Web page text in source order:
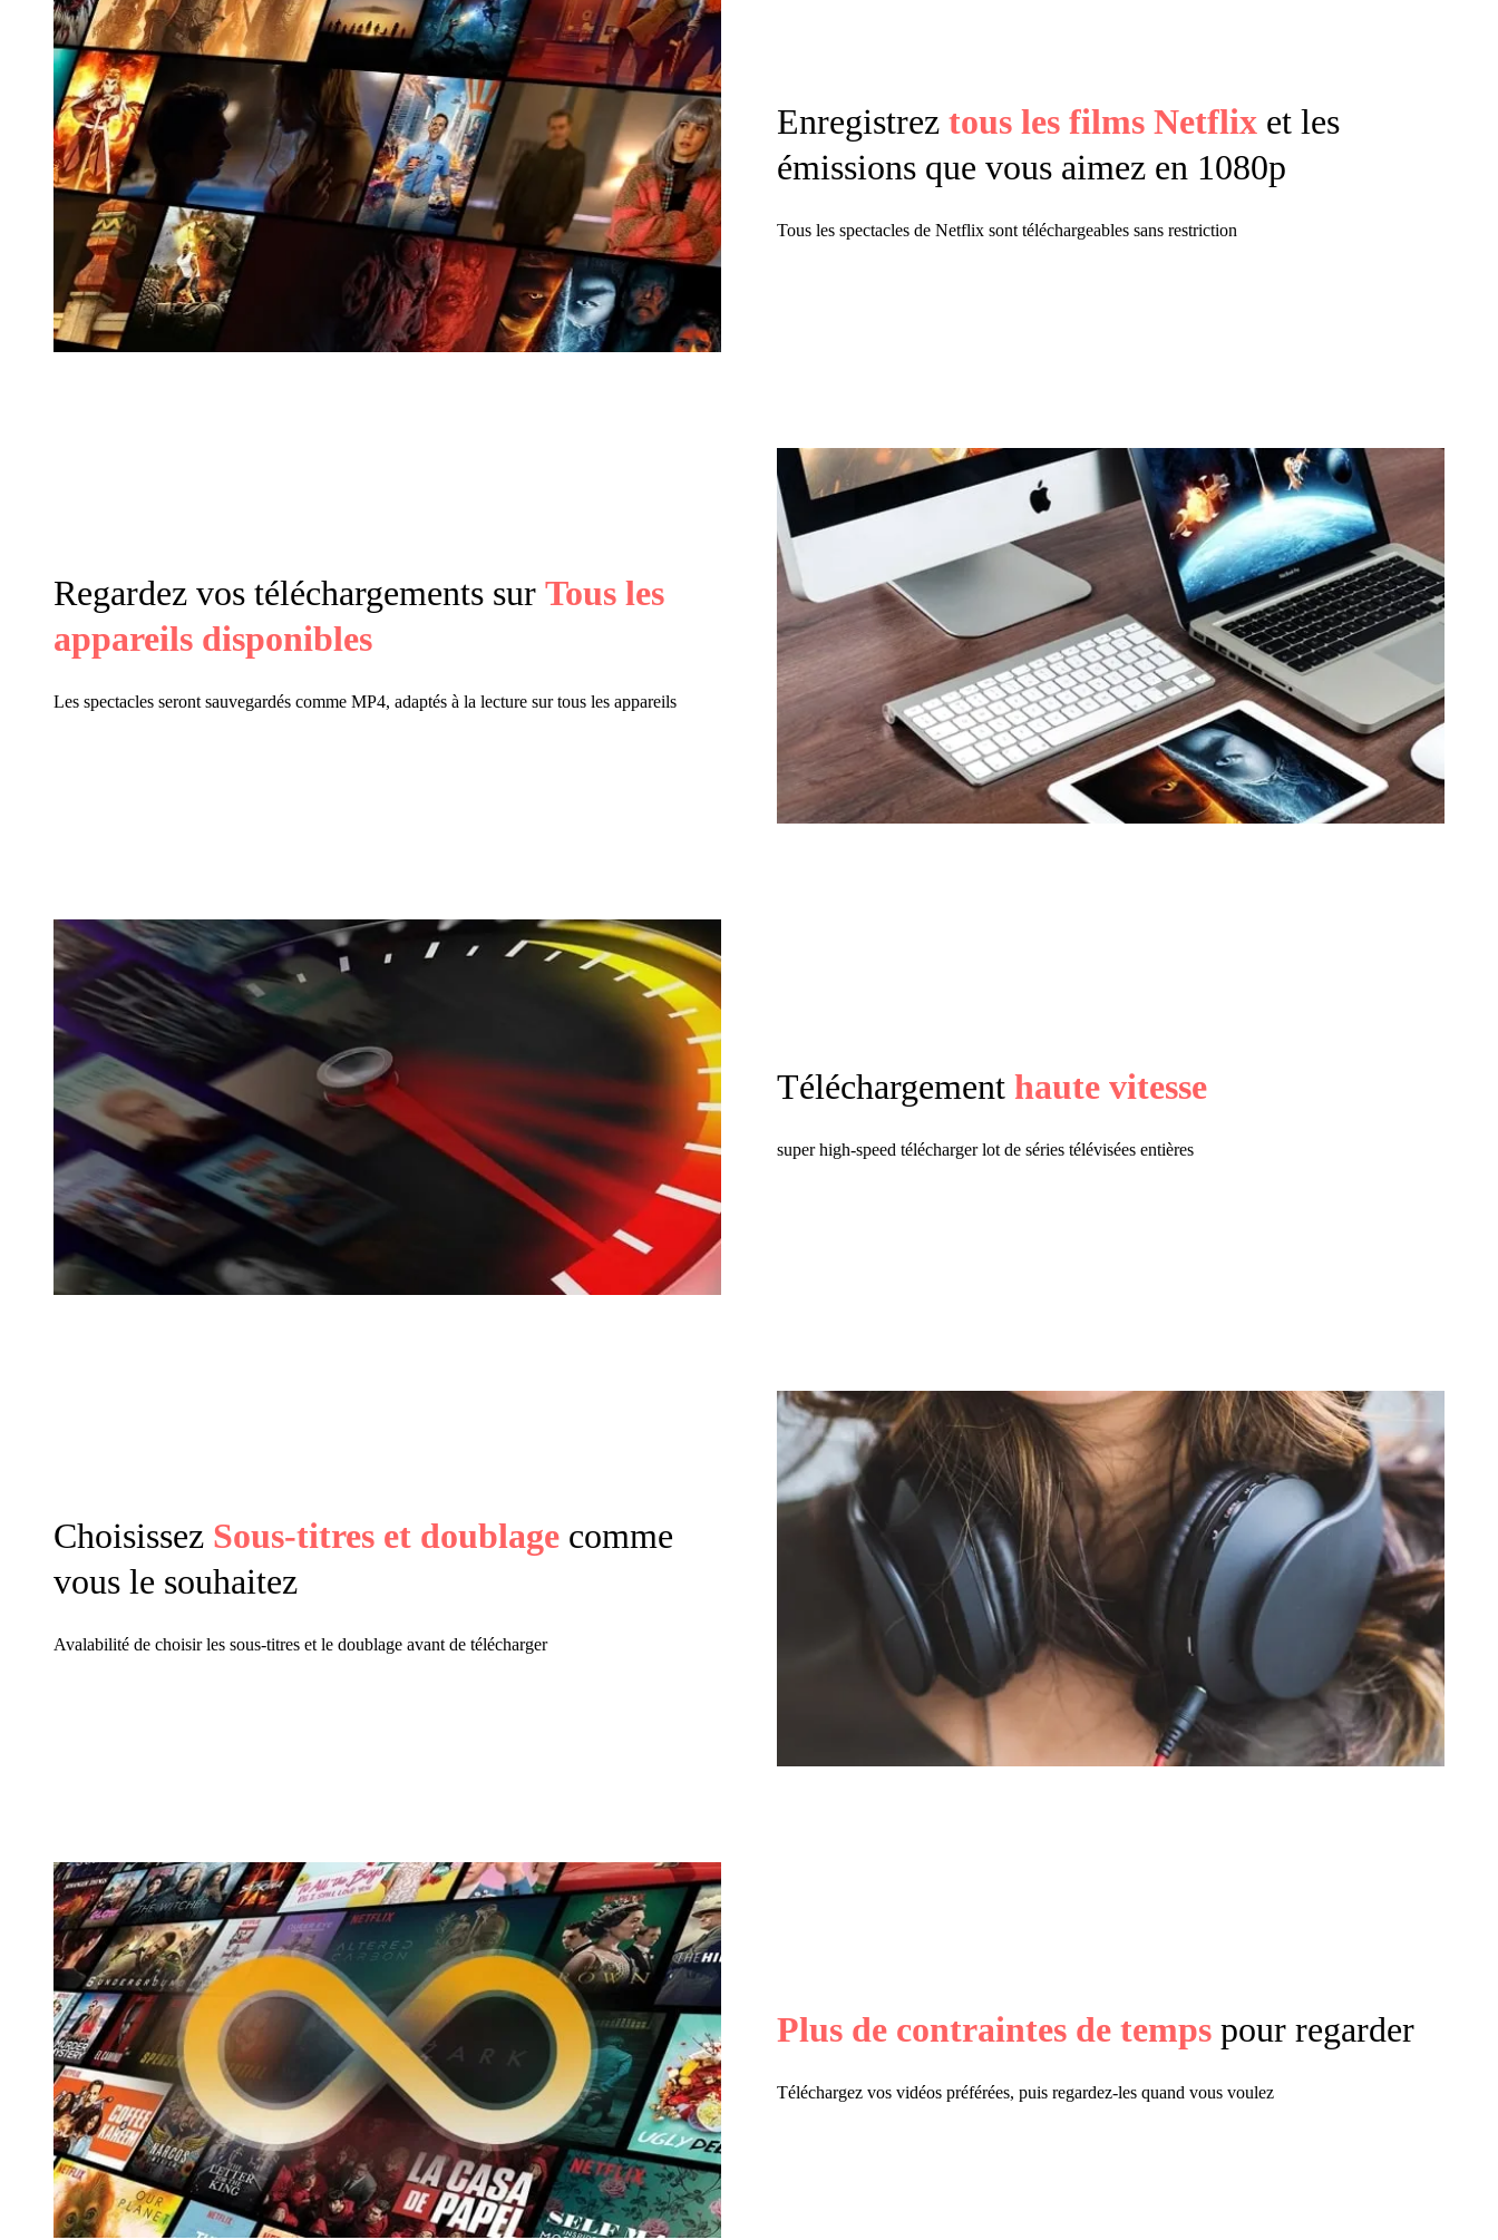
Enregistrez tous les films Netflixet les
émissions que vous aimez en 1080p
Tous les spectacles de Netflix sont téléchargeables sans restriction
Regardez vos téléchargements sur Tous les
appareils disponibles
Les spectacles seront sauvegardés comme MP4, adaptés à la lecture sur tous les appareils
Téléchargement haute vitesse
super high-speed télécharger lot de séries télévisées entières
Choisissez Sous-titres et doublage comme
vous le souhaitez
Avalabilité de choisir les sous-titres et le doublage avant de télécharger
Plus de contraintes de tempspour regarder
Téléchargez vos vidéos préférées, puis regardez-les quand vous voulez